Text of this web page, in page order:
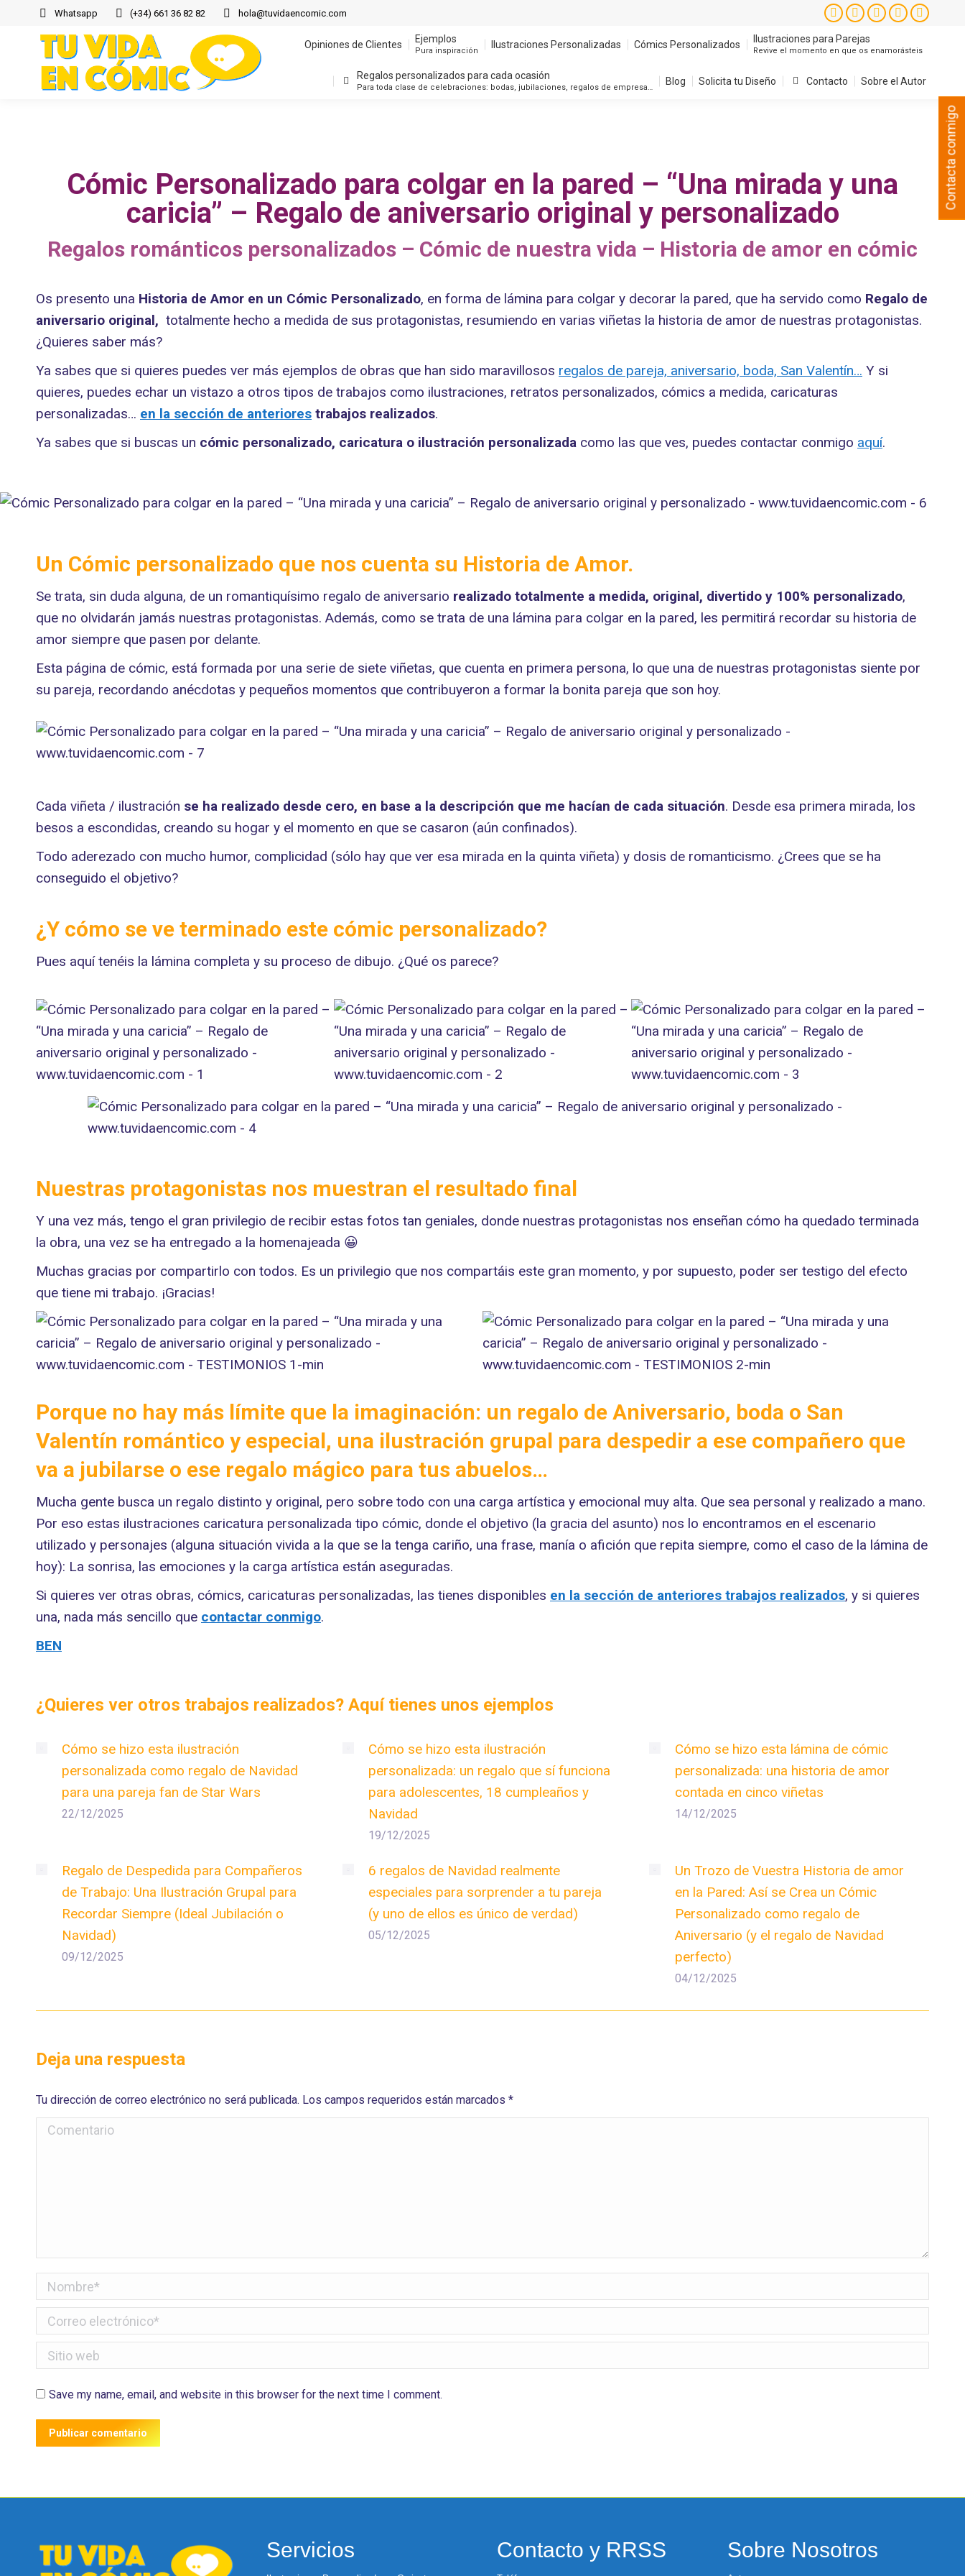
Whatsapp (+34) 661 36 82 82 hola@tuvidaencomic.com
Instagram
page
opens
in
Facebook
page
opens
in
X
opens
in
YouTube
opens
in
opens
in
new
window
Opiniones de Clientes Ejemplos
Pura inspiración
Ilustraciones Personalizadas Cómics Personalizados Ilustraciones para Parejas
Revive el momento en que os enamorásteis
Regalos personalizados para cada ocasión
Para toda clase de celebraciones: bodas, jubilaciones, regalos de empresa…
Blog Solicita tu Diseño Contacto Sobre el Autor
Cómic Personalizado para colgar en la pared – “Una mirada y una
caricia” – Regalo de aniversario original y personalizado
Regalos románticos personalizados – Cómic de nuestra vida – Historia de amor en cómic
Os presento una Historia de Amor en un Cómic Personalizado, en forma de lámina para colgar y decorar la pared, que ha servido como Regalo de
aniversario original, totalmente hecho a medida de sus protagonistas, resumiendo en varias viñetas la historia de amor de nuestras protagonistas.
¿Quieres saber más?
Ya sabes que si quieres puedes ver más ejemplos de obras que han sido maravillosos regalos de pareja, aniversario, boda, San Valentín… Y si
quieres, puedes echar un vistazo a otros tipos de trabajos como ilustraciones, retratos personalizados, cómics a medida, caricaturas
personalizadas… en la sección de anteriores trabajos realizados.
Ya sabes que si buscas un cómic personalizado, caricatura o ilustración personalizada como las que ves, puedes contactar conmigo aquí.
Un Cómic personalizado que nos cuenta su Historia de Amor.
Se trata, sin duda alguna, de un romantiquísimo regalo de aniversario realizado totalmente a medida, original, divertido y 100% personalizado,
que no olvidarán jamás nuestras protagonistas. Además, como se trata de una lámina para colgar en la pared, les permitirá recordar su historia de
amor siempre que pasen por delante.
Esta página de cómic, está formada por una serie de siete viñetas, que cuenta en primera persona, lo que una de nuestras protagonistas siente por
su pareja, recordando anécdotas y pequeños momentos que contribuyeron a formar la bonita pareja que son hoy.
Cada viñeta / ilustración se ha realizado desde cero, en base a la descripción que me hacían de cada situación. Desde esa primera mirada, los
besos a escondidas, creando su hogar y el momento en que se casaron (aún confinados).
Todo aderezado con mucho humor, complicidad (sólo hay que ver esa mirada en la quinta viñeta) y dosis de romanticismo. ¿Crees que se ha
conseguido el objetivo?
¿Y cómo se ve terminado este cómic personalizado?
Pues aquí tenéis la lámina completa y su proceso de dibujo. ¿Qué os parece?
Nuestras protagonistas nos muestran el resultado final
Y una vez más, tengo el gran privilegio de recibir estas fotos tan geniales, donde nuestras protagonistas nos enseñan cómo ha quedado terminada
la obra, una vez se ha entregado a la homenajeada 😀
Muchas gracias por compartirlo con todos. Es un privilegio que nos compartáis este gran momento, y por supuesto, poder ser testigo del efecto
que tiene mi trabajo. ¡Gracias!
Porque no hay más límite que la imaginación: un regalo de Aniversario, boda o San
Valentín romántico y especial, una ilustración grupal para despedir a ese compañero que
va a jubilarse o ese regalo mágico para tus abuelos…
Mucha gente busca un regalo distinto y original, pero sobre todo con una carga artística y emocional muy alta. Que sea personal y realizado a mano.
Por eso estas ilustraciones caricatura personalizada tipo cómic, donde el objetivo (la gracia del asunto) nos lo encontramos en el escenario
utilizado y personajes (alguna situación vivida a la que se la tenga cariño, una frase, manía o afición que repita siempre, como el caso de la lámina de
hoy): La sonrisa, las emociones y la carga artística están aseguradas.
Si quieres ver otras obras, cómics, caricaturas personalizadas, las tienes disponibles en la sección de anteriores trabajos realizados, y si quieres
una, nada más sencillo que contactar conmigo.
BEN
¿Quieres ver otros trabajos realizados? Aquí tienes unos ejemplos
Cómo se hizo esta ilustración
personalizada como regalo de Navidad
para una pareja fan de Star Wars
22/12/2025
Cómo se hizo esta ilustración
personalizada: un regalo que sí funciona
para adolescentes, 18 cumpleaños y
Navidad
19/12/2025
Cómo se hizo esta lámina de cómic
personalizada: una historia de amor
contada en cinco viñetas
14/12/2025
Regalo de Despedida para Compañeros
de Trabajo: Una Ilustración Grupal para
Recordar Siempre (Ideal Jubilación o
Navidad)
09/12/2025
6 regalos de Navidad realmente
especiales para sorprender a tu pareja
(y uno de ellos es único de verdad)
05/12/2025
Un Trozo de Vuestra Historia de amor
en la Pared: Así se Crea un Cómic
Personalizado como regalo de
Aniversario (y el regalo de Navidad
perfecto)
04/12/2025
Deja una respuesta
Tu dirección de correo electrónico no será publicada. Los campos requeridos están marcados *
Comentario
Nombre *
Correo electrónico *
Sitio web
Save my name, email, and website in this browser for the next time I comment.
Publicar comentario
Servicios Contacto y RRSS Sobre Nosotros
Contacta conmigo
Opiniones de Clientes Ilustraciones para Parejas
Revive el momento en que os enamorásteis
Regalos personalizados para cada ocasión Solicita tu Diseño Contacto Sobre el Autor